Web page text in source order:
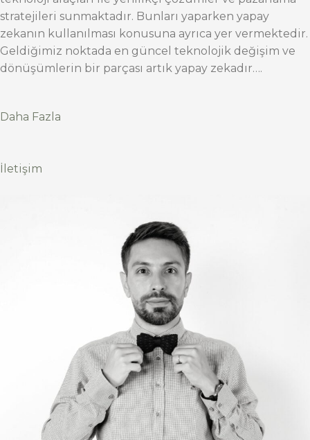
stratejileri sunmaktadır. Bunları yaparken yapay
zekanın kullanılması konusuna ayrıca yer vermektedir.
Geldiğimiz noktada en güncel teknolojik değişim ve
dönüşümlerin bir parçası artık yapay zekadır….
Daha Fazla
İletişim